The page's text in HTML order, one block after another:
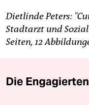
Dietlinde Peters:
Stadtarzt und
Seiten, 12
Die